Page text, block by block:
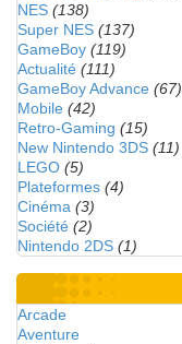
NES (138)
Super NES (137)
GameBoy (119)
Actualité (111)
GameBoy Advance (67)
Mobile (42)
Retro-Gaming (15)
New Nintendo 3DS (11)
LEGO (5)
Plateformes (4)
Cinéma (3)
Société (2)
Nintendo 2DS (1)
Arcade
Aventure